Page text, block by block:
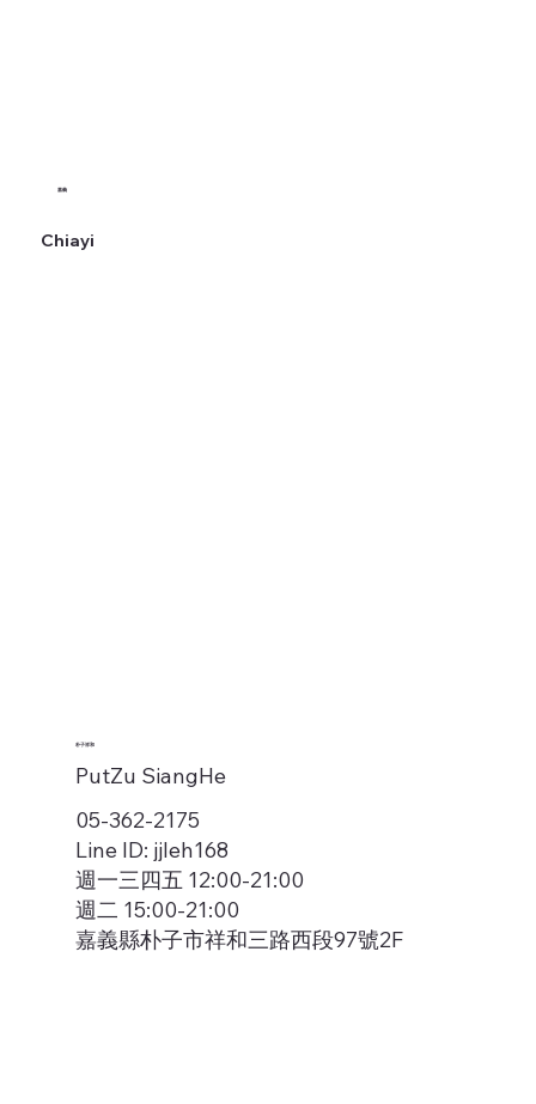
嘉義
Chiayi
朴子祥和
PutZu SiangHe
05-362-2175
Line ID: jjleh168
週一三四五 12:00-21:00
週二 15:00-21:00
嘉義縣朴子市祥和三路西段97號2F